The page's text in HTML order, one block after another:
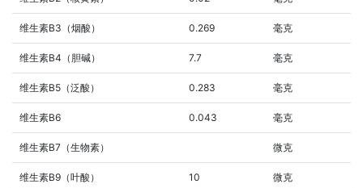
维生素B3（烟酸） 0.269 毫克
维生素B4（胆碱） 7.7 毫克
维生素B5（泛酸） 0.283 毫克
维生素B6 0.043 毫克
维生素B7（生物素） 微克
维生素B9（叶酸） 10 微克